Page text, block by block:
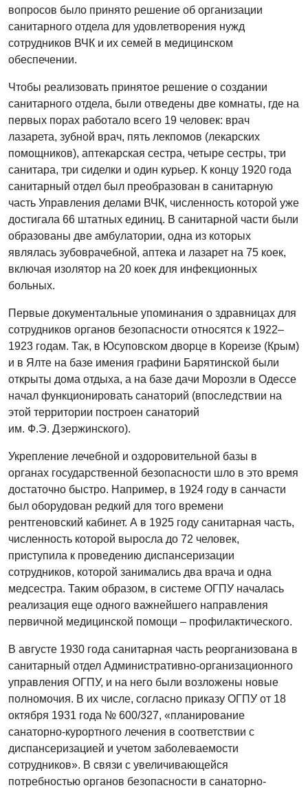
вопросов было принято решение об организации
санитарного отдела для удовлетворения нужд
сотрудников ВЧК и их семей в медицинском
обеспечении.
Чтобы реализовать принятое решение о создании
санитарного отдела, были отведены две комнаты, где на
первых порах работало всего 19 человек: врач
лазарета, зубной врач, пять лекпомов (лекарских
помощников), аптекарская сестра, четыре сестры, три
санитара, три сиделки и один курьер. К концу 1920 года
санитарный отдел был преобразован в санитарную
часть Управления делами ВЧК, численность которой уже
достигала 66 штатных единиц. В санитарной части были
образованы две амбулатории, одна из которых
являлась зубоврачебной, аптека и лазарет на 75 коек,
включая изолятор на 20 коек для инфекционных
больных.
Первые документальные упоминания о здравницах для
сотрудников органов безопасности относятся к 1922–
1923 годам. Так, в Юсуповском дворце в Кореизе (Крым)
и в Ялте на базе имения графини Барятинской были
открыты дома отдыха, а на базе дачи Морозли в Одессе
начал функционировать санаторий (впоследствии на
этой территории построен санаторий
им. Ф.Э. Дзержинского).
Укрепление лечебной и оздоровительной базы в
органах государственной безопасности шло в это время
достаточно быстро. Например, в 1924 году в санчасти
был оборудован редкий для того времени
рентгеновский кабинет. А в 1925 году санитарная часть,
численность которой выросла до 72 человек,
приступила к проведению диспансеризации
сотрудников, которой занимались два врача и одна
медсестра. Таким образом, в системе ОГПУ началась
реализация еще одного важнейшего направления
первичной медицинской помощи – профилактического.
В августе 1930 года санитарная часть реорганизована в
санитарный отдел Административно-организационного
управления ОГПУ, и на него были возложены новые
полномочия. В их числе, согласно приказу ОГПУ от 18
октября 1931 года № 600/327, «планирование
санаторно-курортного лечения в соответствии с
диспансеризацией и учетом заболеваемости
сотрудников». В связи с увеличивающейся
потребностью органов безопасности в санаторно-